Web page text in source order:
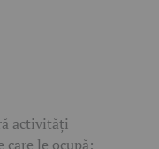
activități
le ocupă;